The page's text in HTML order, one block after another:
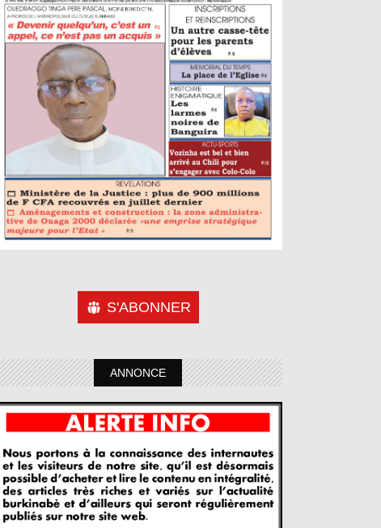
S'ABONNER
ANNONCE